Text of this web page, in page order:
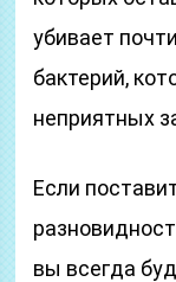
убивает
бактерий,
неприятных
Если
вы всегда